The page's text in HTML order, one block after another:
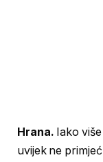
Hrana. Iako
uvijek ne